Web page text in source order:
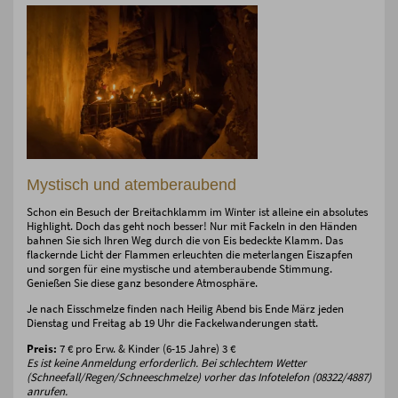
Mystisch und atemberaubend
Schon ein Besuch der Breitachklamm im Winter ist alleine ein absolutes
Highlight. Doch das geht noch besser! Nur mit Fackeln in den Händen
bahnen Sie sich Ihren Weg durch die von Eis bedeckte Klamm. Das
flackernde Licht der Flammen erleuchten die meterlangen Eiszapfen
und sorgen für eine mystische und atemberaubende Stimmung.
Genießen Sie diese ganz besondere Atmosphäre.
Je nach Eisschmelze finden nach Heilig Abend bis Ende März jeden
Dienstag und Freitag ab 19 Uhr die Fackelwanderungen statt.
Preis: 7 € pro Erw. & Kinder (6-15 Jahre) 3 €
Es ist keine Anmeldung erforderlich. Bei schlechtem Wetter
(Schneefall/Regen/Schneeschmelze) vorher das Infotelefon (08322/4887)
anrufen.